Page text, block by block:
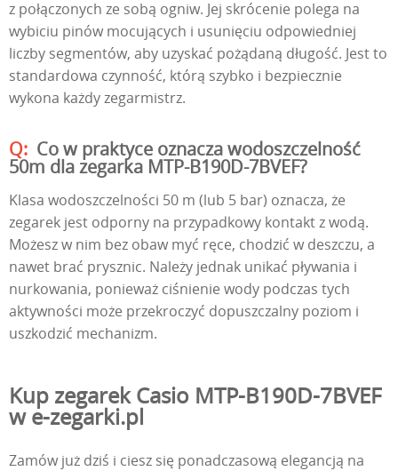
z połączonych ze sobą ogniw. Jej skrócenie polega na
wybiciu pinów mocujących i usunięciu odpowiedniej
liczby segmentów, aby uzyskać pożądaną długość. Jest to
standardowa czynność, którą szybko i bezpiecznie
wykona każdy zegarmistrz.
Co w praktyce oznacza wodoszczelność
50m dla zegarka MTP-B190D-7BVEF?
Klasa wodoszczelności 50 m (lub 5 bar) oznacza, że
zegarek jest odporny na przypadkowy kontakt z wodą.
Możesz w nim bez obaw myć ręce, chodzić w deszczu, a
nawet brać prysznic. Należy jednak unikać pływania i
nurkowania, ponieważ ciśnienie wody podczas tych
aktywności może przekroczyć dopuszczalny poziom i
uszkodzić mechanizm.
Kup zegarek Casio MTP-B190D-7BVEF
w e-zegarki.pl
Zamów już dziś i ciesz się ponadczasową elegancją na